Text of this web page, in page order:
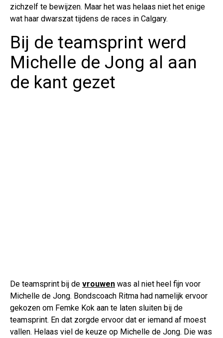
zichzelf te bewijzen. Maar het was helaas niet het enige
wat haar dwarszat tijdens de races in Calgary.
Bij de teamsprint werd
Michelle de Jong al aan
de kant gezet
De teamsprint bij de vrouwen was al niet heel fijn voor
Michelle de Jong. Bondscoach Ritma had namelijk ervoor
gekozen om Femke Kok aan te laten sluiten bij de
teamsprint. En dat zorgde ervoor dat er iemand af moest
vallen. Helaas viel de keuze op Michelle de Jong. Die was